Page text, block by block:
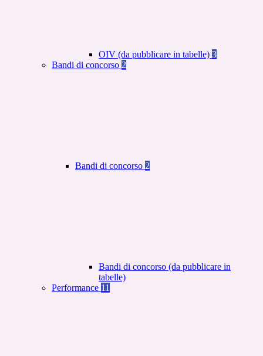
OIV (da pubblicare in tabelle) 3
Bandi di concorso 2
Bandi di concorso 2
Bandi di concorso (da pubblicare in
tabelle)
Performance 11